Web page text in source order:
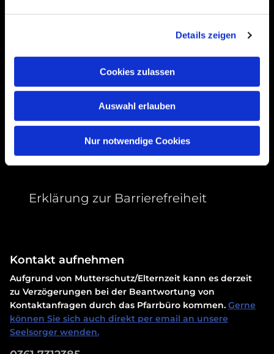
Details zeigen
Cookies zulassen
Auswahl erlauben
Nur notwendige Cookies
Bitte akzeptieren Sie Marketing-Cookies,
Accept cookies
Erklärung zur Barrierefreiheit
Kontakt aufnehmen
Aufgrund von Mutterschutz/Elternzeit kann es derzeit
zu Verzögerungen bei der Beantwortung von
Kontaktanfragen durch das Pfarrbüro kommen. Gerne
können Sie sich auch direkt per email an unsere
Seelsorger wenden.